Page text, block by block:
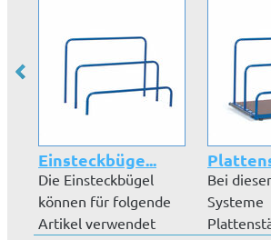
Einsteckbüge...
Die Einsteckbügel
können für folgende
Artikel verwendet
Bei
Systeme